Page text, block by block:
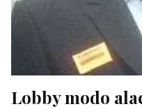
Lobby modo